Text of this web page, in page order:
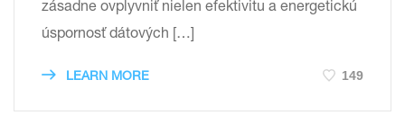
zásadne ovplyvniť nielen efektivitu a energetickú
úspornosť dátových […]
LEARN MORE 149